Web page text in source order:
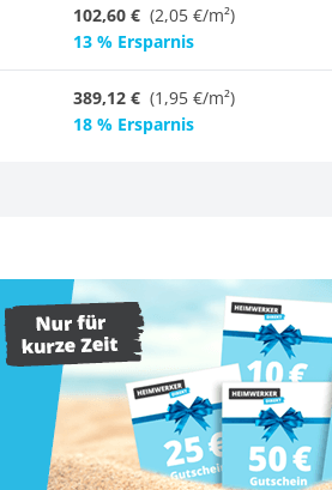
102,60 € (2,05 €/m²)
13 % Ersparnis
389,12 € (1,95 €/m²)
18 % Ersparnis